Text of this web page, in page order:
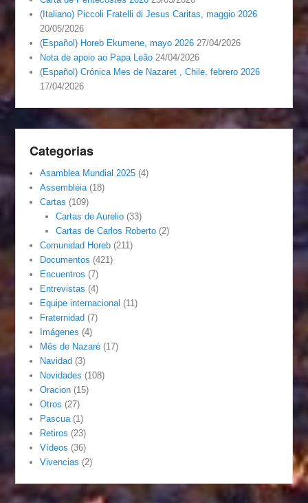
(Italiano) Piccoli Fratelli di Jesus Caritas, maggio 2026
20/05/2026
(Español) Horeb Ekumene, mayo 2026 27/04/2026
Nota de apoio ao Papa Leão 24/04/2026
(Español) Crónica Mes de Nazaret , Chile, febrero 2026
17/04/2026
Categorias
Asamblea Mundial 2025 (4)
Assembléia (18)
Cartas (109)
Cartas de Aurelio(33)
Cartas de Carlos Roberto(2)
Comunidad Horeb (211)
Documentos (421)
Encuentros (7)
Entrevistas (4)
Equipe internacional (11)
Fraternidad (7)
Imágenes (4)
Mês de Nazaré (17)
Navidad (3)
Novidades (108)
Oracion (15)
Otros (27)
Pascua (1)
Retiros (23)
Vídeos (36)
Vivencias (2)